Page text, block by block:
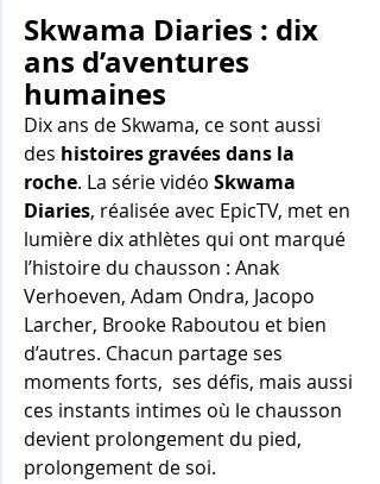
Skwama Diaries : dix
ans d’aventures
humaines
Dix ans de Skwama, ce sont aussi
des histoires gravées dans la
roche. La série vidéo Skwama
Diaries, réalisée avec EpicTV, met en
lumière dix athlètes qui ont marqué
l’histoire du chausson : Anak
Verhoeven, Adam Ondra, Jacopo
Larcher, Brooke Raboutou et bien
d’autres. Chacun partage ses
moments forts,  ses défis, mais aussi
ces instants intimes où le chausson
devient prolongement du pied,
prolongement de soi.